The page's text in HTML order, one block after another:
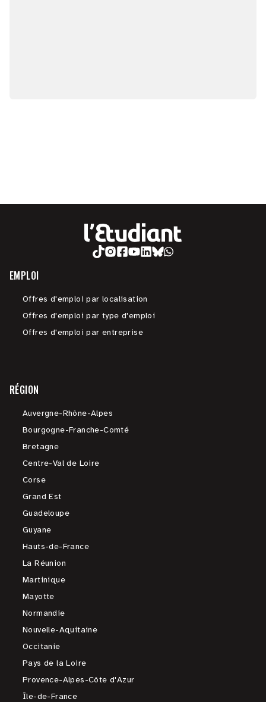
EMPLOI
Offres d'emploi par localisation
Offres d'emploi par type d'emploi
Offres d'emploi par entreprise
RÉGION
Auvergne-Rhône-Alpes
Bourgogne-Franche-Comté
Bretagne
Centre-Val de Loire
Corse
Grand Est
Guadeloupe
Guyane
Hauts-de-France
La Réunion
Martinique
Mayotte
Normandie
Nouvelle-Aquitaine
Occitanie
Pays de la Loire
Provence-Alpes-Côte d'Azur
Île-de-France